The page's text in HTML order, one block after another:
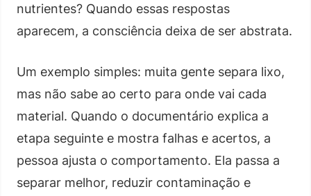
nutrientes? Quando essas respostas
aparecem, a consciência deixa de ser abstrata.
Um exemplo simples: muita gente separa lixo,
mas não sabe ao certo para onde vai cada
material. Quando o documentário explica a
etapa seguinte e mostra falhas e acertos, a
pessoa ajusta o comportamento. Ela passa a
separar melhor, reduzir contaminação e